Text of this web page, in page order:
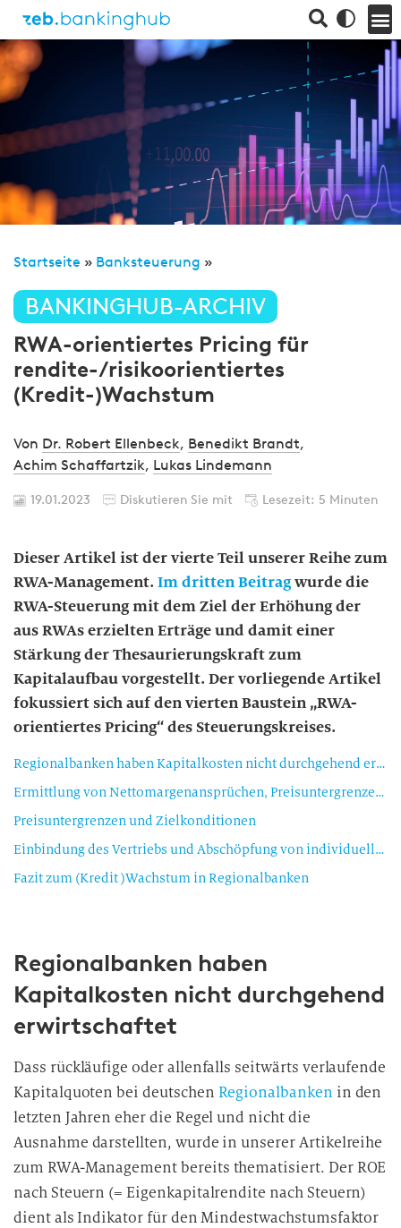
Startseite » Banksteuerung »
BANKINGHUB-ARCHIV
RWA-orientiertes Pricing für
rendite-/risikoorientiertes
(Kredit-)Wachstum
Von Dr. Robert Ellenbeck, Benedikt Brandt,
Achim Schaffartzik, Lukas Lindemann
19.01.2023 Diskutieren Sie mit Lesezeit: 5 Minuten
Dieser Artikel ist der vierte Teil unserer Reihe zum
RWA-Management. Im dritten Beitragwurde die
RWA-Steuerung mit dem Ziel der Erhöhung der
aus RWAs erzielten Erträge und damit einer
Stärkung der Thesaurierungskraft zum
Kapitalaufbau vorgestellt. Der vorliegende Artikel
fokussiert sich auf den vierten Baustein „RWA-
orientiertes Pricing“ des Steuerungskreises.
Regionalbanken haben Kapitalkosten nicht durchgehend erwirtschaftet
Ermittlung von Nettomargenansprüchen, Preisuntergrenzen und Zielkonditionen erforderlich
Preisuntergrenzen und Zielkonditionen
Einbindung des Vertriebs und Abschöpfung von individuellen Preisbereitschaften
Fazit zum (Kredit )Wachstum in Regionalbanken
Regionalbanken haben
Kapitalkosten nicht durchgehend
erwirtschaftet
Dass rückläufige oder allenfalls seitwärts verlaufende
Kapitalquoten bei deutschen Regionalbanken in den
letzten Jahren eher die Regel und nicht die
Ausnahme darstellten, wurde in unserer Artikelreihe
zum RWA-Management bereits thematisiert. Der ROE
nach Steuern (= Eigenkapitalrendite nach Steuern)
dient als Indikator für den Mindestwachstumsfaktor